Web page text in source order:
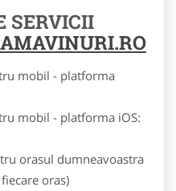
SERVICII
mobil - platforma
mobil - platforma iOS:
orasul dumneavoastra
oras)